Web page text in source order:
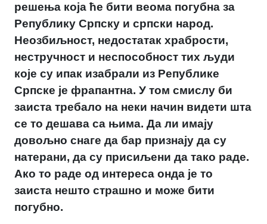
решења која ће бити веома погубна за
Републику Српску и српски народ.
Неозбиљност, недостатак храбрости,
нестручност и неспособност тих људи
које су ипак изабрали из Републике
Српске је фрапантна. У том смислу би
заиста требало на неки начин видети шта
се то дешава са њима. Да ли имају
довољно снаге да бар признају да су
натерани, да су присиљени да тако раде.
Ако то раде од интереса онда је то
заиста нешто страшно и може бити
погубно.